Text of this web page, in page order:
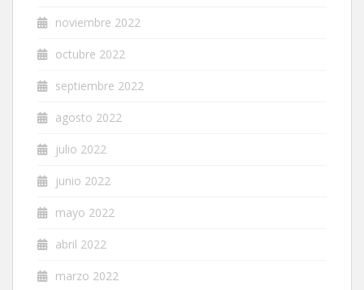
noviembre 2022
octubre 2022
septiembre 2022
agosto 2022
julio 2022
junio 2022
mayo 2022
abril 2022
marzo 2022